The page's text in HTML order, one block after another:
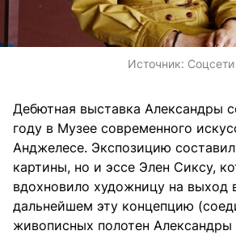
Источник: Соцсети
Дебютная выставка Александры
году в Музее современного
Анджелесе. Экспозицию
картины, но и эссе Элен Сиксу,
вдохновило художницу на выход
дальнейшем эту концепцию
живописных полотен Александры